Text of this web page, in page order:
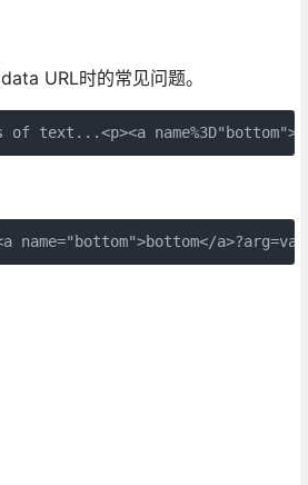
URL时的常见问题。
text...<p><a
a>?arg=val